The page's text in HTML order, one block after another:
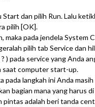
Start dan pilih Run. Lalu
pilih [OK].
maka pada jendela System
pilih tab Service dan
) pada service yang Anda
saat computer start-up.
pada langkah ini Anda
bagian mana yang harus
pintas adalah beri tanda